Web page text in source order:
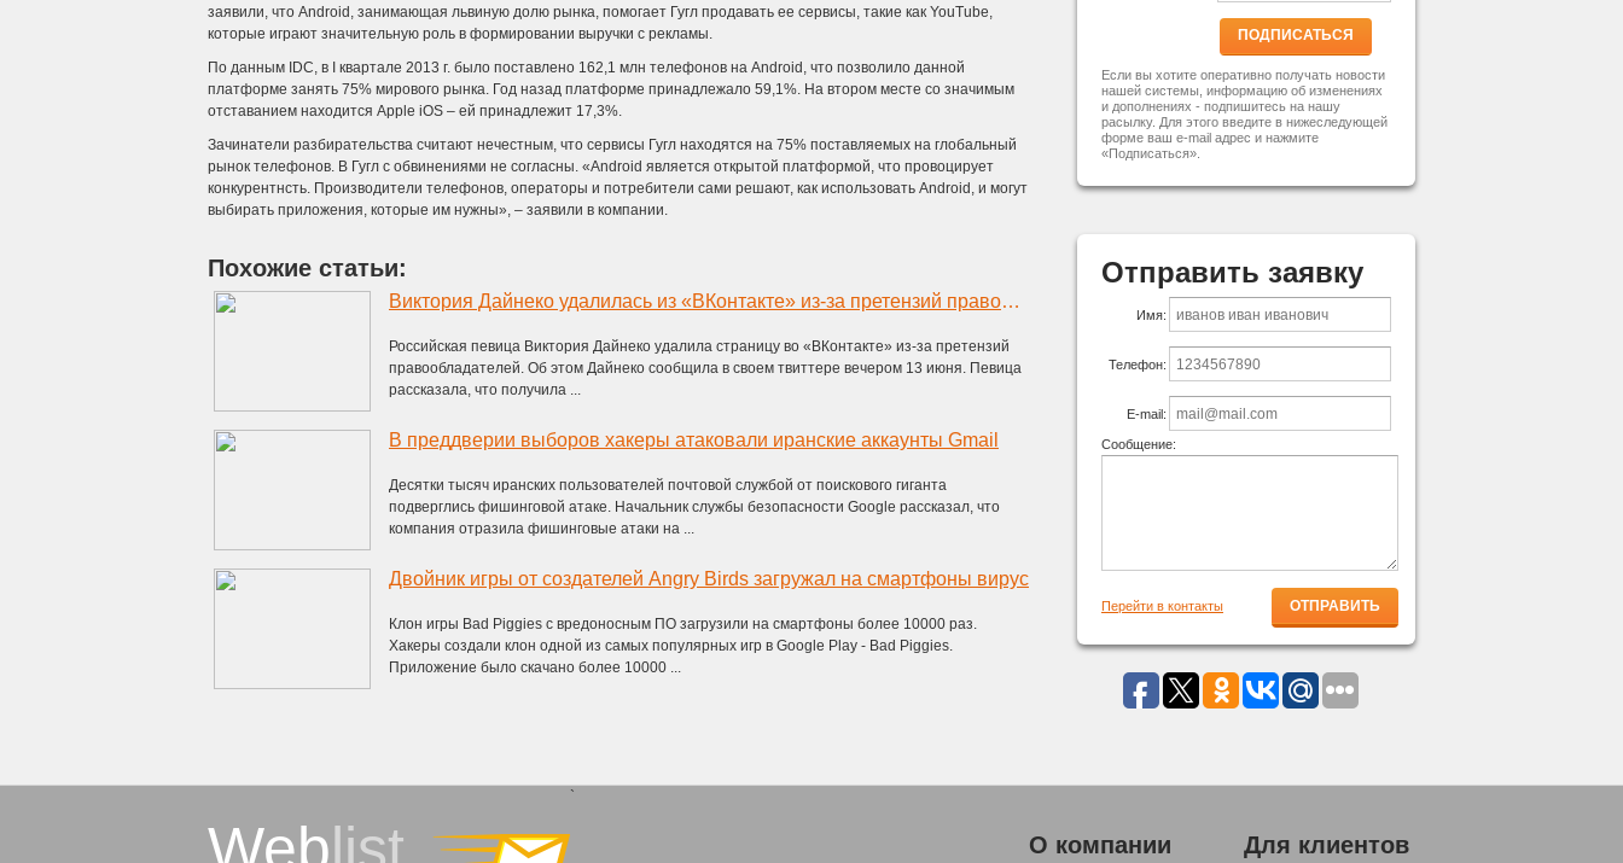
заявили, что Android, занимающая львиную долю рынка, помогает Гугл продавать ее сервисы, такие как YouTube,
которые играют значительную роль в формировании выручки с рекламы.
По данным IDC, в I квартале 2013 г. было поставлено 162,1 млн телефонов на Android, что позволило данной
платформе занять 75% мирового рынка. Год назад платформе принадлежало 59,1%. На втором месте со значимым
отставанием находится Apple iOS – ей принадлежит 17,3%.
Зачинатели разбирательства считают нечестным, что сервисы Гугл находятся на 75% поставляемых на глобальный
рынок телефонов. В Гугл с обвинениями не согласны. «Android является открытой платформой, что провоцирует
конкурентнсть. Производители телефонов, операторы и потребители сами решают, как использовать Android, и могут
выбирать приложения, которые им нужны», – заявили в компании.
Похожие статьи:
Виктория Дайнеко удалилась из «ВКонтакте» из-за претензий правообладателей
Российская певица Виктория Дайнеко удалила страницу во «ВКонтакте» из-за претензий
правообладателей. Об этом Дайнеко сообщила в своем твиттере вечером 13 июня. Певица
рассказала, что получила ...
В преддверии выборов хакеры атаковали иранские аккаунты Gmail
Десятки тысяч иранских пользователей почтовой службой от поискового гиганта
подверглись фишинговой атаке. Начальник службы безопасности Google рассказал, что
компания отразила фишинговые атаки на ...
Двойник игры от создателей Angry Birds загружал на смартфоны вирус
Клон игры Bad Piggies с вредоносным ПО загрузили на смартфоны более 10000 раз.
Хакеры создали клон одной из самых популярных игр в Google Play - Bad Piggies.
Приложение было скачано более 10000 ...
ПОДПИСАТЬСЯ
Если вы хотите оперативно получать новости
нашей системы, информацию об изменениях
и дополнениях - подпишитесь на нашу
расылку. Для этого введите в нижеследующей
форме ваш e-mail адрес и нажмите
«Подписаться».
Отправить заявку
Имя:
Телефон:
E-mail:
Сообщение:
Перейти в контакты
Weblist
`
О компании Для клиентов